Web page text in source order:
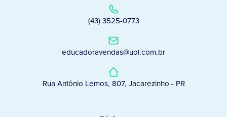
(43) 3525-0773
educadoravendas@uol.com.br
Rua Antônio Lemos, 807, Jacarezinho - PR